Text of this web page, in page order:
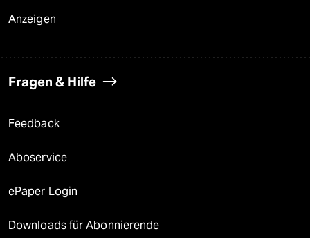
Anzeigen
Fragen & Hilfe
Feedback
Aboservice
ePaper Login
Downloads für Abonnierende